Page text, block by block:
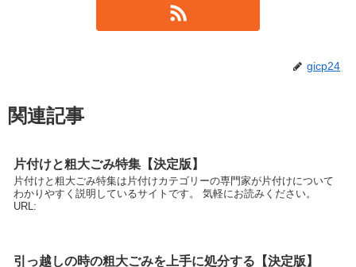
gicp24
関連記事
片付けと粗大ごみ特集【決定版】
片付けと粗大ごみ特集は片付けカテゴリーの専門家が片付けについて
わかりやすく説明しているサイトです。 気軽にお読みください。
URL:
引っ越しの時の粗大ごみを上手に処分する【決定版】